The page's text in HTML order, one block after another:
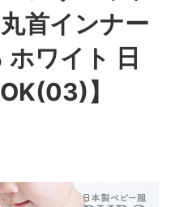
首インナー
ワイト 日
】